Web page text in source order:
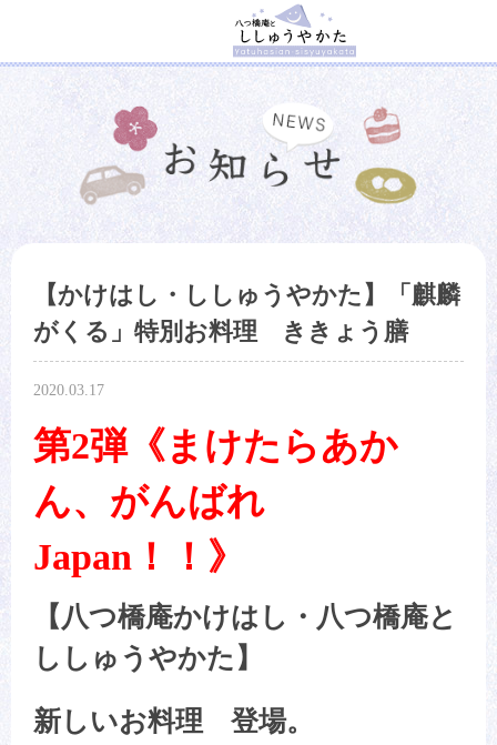
【かけはし・ししゅうやかた】「麒麟
がくる」特別お料理 ききょう膳
2020.03.17
第2弾《まけたらあか
ん、がんばれ
Japan！！》
【八つ橋庵かけはし・八つ橋庵と
ししゅうやかた】
新しいお料理 登場。